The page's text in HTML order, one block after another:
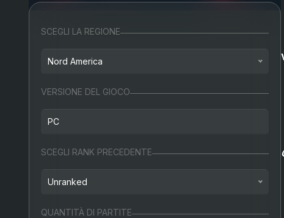
SCEGLI LA REGIONE
Nord America
Nord America
VERSIONE DEL GIOCO
PC
PC
SCEGLI RANK PRECEDENTE
Unranked
Unranked
QUANTITÀ DI PARTITE